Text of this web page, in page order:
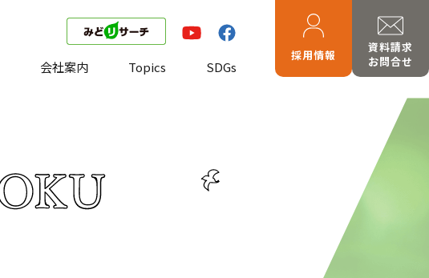
採用情報
資料請求
お問合せ
会社案内 Topics SDGs